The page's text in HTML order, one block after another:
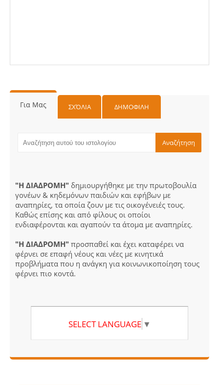
Για Μας ΣΧΌΛΙΑ ΔΗΜΟΦΙΛΗ
"Η ΔΙΑΔΡΟΜΗ" δημιουργήθηκε με την πρωτοβουλία
γονέων & κηδεμόνων παιδιών και εφήβων με
αναπηρίες, τα οποία ζουν με τις οικογένειές τους.
Καθώς επίσης και από φίλους οι οποίοι
ενδιαφέρονται και αγαπούν τα άτομα με αναπηρίες.
"Η ΔΙΑΔΡΟΜΗ" προσπαθεί και έχει καταφέρει να
φέρνει σε επαφή νέους και νέες με κινητικά
προβλήματα που η ανάγκη για κοινωνικοποίηση τους
φέρνει πιο κοντά.
SELECT LANGUAGE ▼